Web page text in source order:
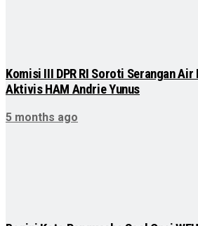
Komisi III DPR RI Soroti Serangan
Aktivis HAM Andrie Yunus
5 months ago